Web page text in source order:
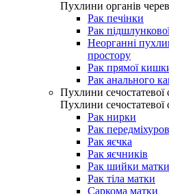
Пухлини органів
Рак печінки
Рак
Неорганні
простору
Рак прямої
Рак анального
Пухлини сечостатевої
Пухлини сечостатевої
Рак нирки
Рак
Рак яєчка
Рак яєчників
Рак шийки матки
Рак тіла матки
Саркома матки